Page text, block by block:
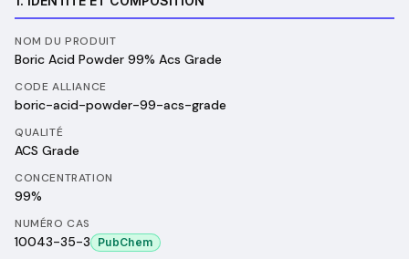
NOM DU PRODUIT
Boric Acid Powder 99% Acs Grade
CODE ALLIANCE
boric-acid-powder-99-acs-grade
QUALITÉ
ACS Grade
CONCENTRATION
99%
NUMÉRO CAS
10043-35-3 PubChem